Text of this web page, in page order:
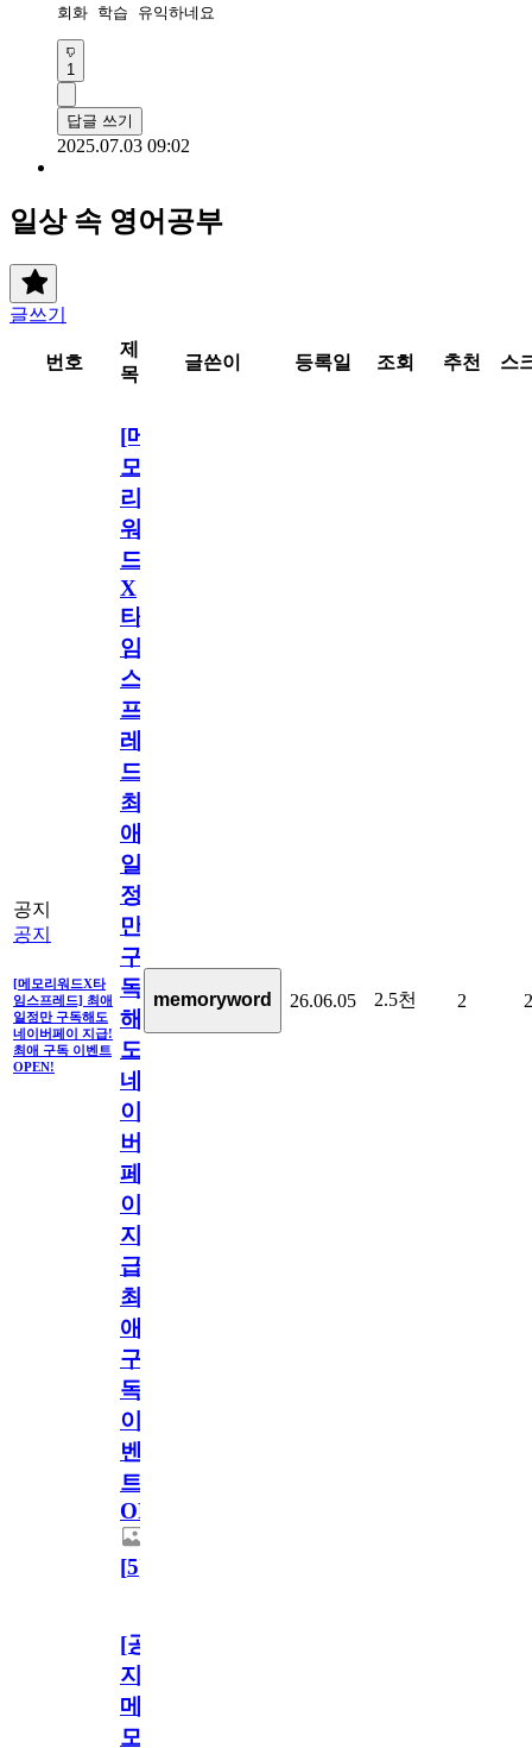
회화 학습 유익하네요
1
답글 쓰기
2025.07.03 09:02
일상 속 영어공부
글쓰기
번호
제
목
글쓴이 등록일 조회 추천 스
공지
공지
[메모리워드X타
임스프레드] 최애
일정만 구독해도
네이버페이 지급!
최애 구독 이벤트
OPEN!
[메
모
리
워
드
X
타
임
스
프
레
드]
최
애
일
정
만
구
독
해
도
네
이
버
페
이
지
급!
최
애
구
독
이
벤
트
OPEN!
[5]
memoryword 26.06.05 2.5천 2 2
[공
지]
메
모